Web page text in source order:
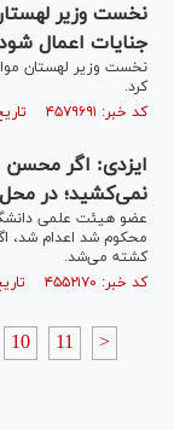
نخست وزیر
جنایات اعمال
نخست وزیر لهستان
کرد.
کد خبر: ۴۵۷۹۶۹۱ تاریخ انتشار : ۱۴۰۱/۱۰/۱۳
ایزدی: اگر محسن
نمی‌کشید؛ در
عضو هیئت علمی
محکوم شد اعدام شد،
کشته می‌شد.
کد خبر: ۴۵۵۲۱۷۰ تاریخ انتشار : ۱۴۰۱/۰۹/۲۱
10 11 >